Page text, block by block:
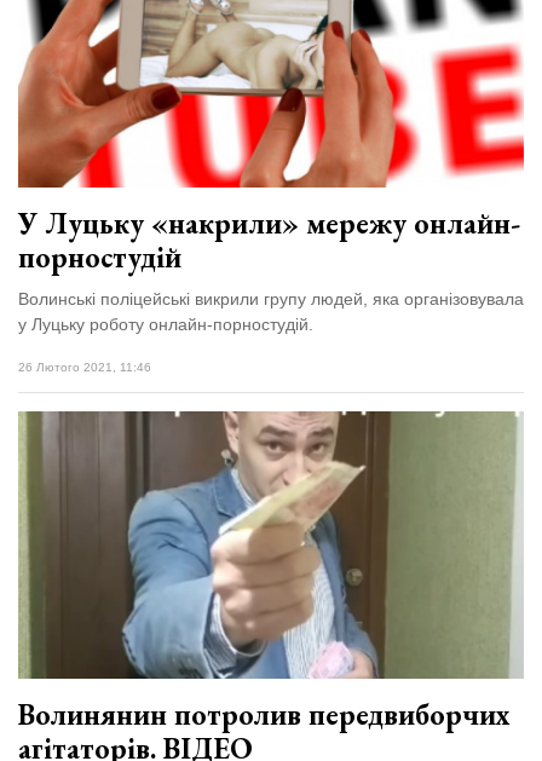
У Луцьку «накрили» мережу онлайн-
порностудій
Волинські поліцейські викрили групу людей, яка організовувала
у Луцьку роботу онлайн-порностудій.
26 Лютого 2021, 11:46
Волинянин потролив передвиборчих
агітаторів. ВІДЕО